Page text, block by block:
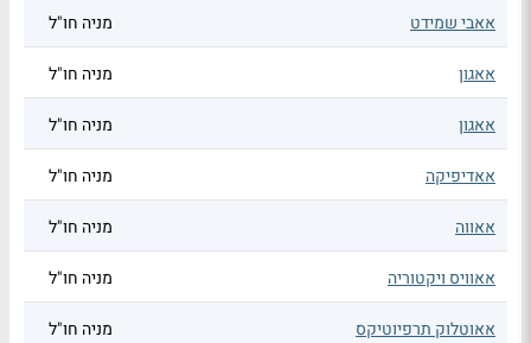
אאבי שמידט מניה חו"ל
אאגון מניה חו"ל
אאגון מניה חו"ל
אאדיפיקה מניה חו"ל
אאווה מניה חו"ל
אאוויס ויקטוריה מניה חו"ל
אאוטלוק תרפיוטיקס מניה חו"ל